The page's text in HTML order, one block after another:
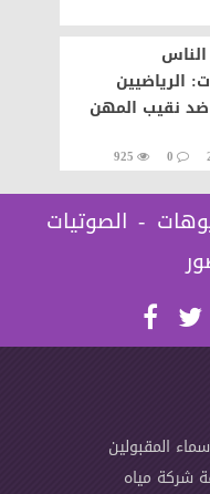
الرياضيين
نقيب المهن
0
925
الصوتيات
المقبولين
شركة مياه